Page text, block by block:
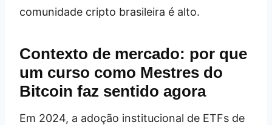
comunidade cripto brasileira é alto.
Contexto de mercado: por que
um curso como Mestres do
Bitcoin faz sentido agora
Em 2024, a adoção institucional de ETFs de